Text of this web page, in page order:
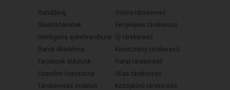
Randiblog
Sikertörténetek
Intelligens ajánlórendszer
Randi Akadémia
Facebook oldalunk
Szerelmi horoszkóp
Társkeresés mobilon
Online társkereső
Fényképes társkereső
Új társkereső
Keresztény társkereső
Fiatal társkereső
30as társkereső
Középkorú társkereső